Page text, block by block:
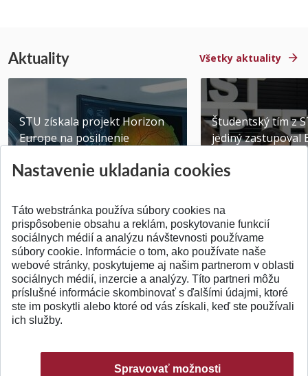
Aktuality Všetky aktuality
STU získala projekt Horizon
Europe na posilnenie
Publikované 31.07.2026
Študentský tím z
jediný zastupoval
Publikované
SPÄŤ NA VRCH
Nastavenie ukladania cookies
Táto webstránka používa súbory cookies na
prispôsobenie obsahu a reklám, poskytovanie funkcií
sociálnych médií a analýzu návštevnosti používame
súbory cookie. Informácie o tom, ako používate naše
webové stránky, poskytujeme aj našim partnerom v oblasti
sociálnych médií, inzercie a analýzy. Títo partneri môžu
príslušné informácie skombinovať s ďalšími údajmi, ktoré
ste im poskytli alebo ktoré od vás získali, keď ste používali
ich služby.
Spravovať možnosti